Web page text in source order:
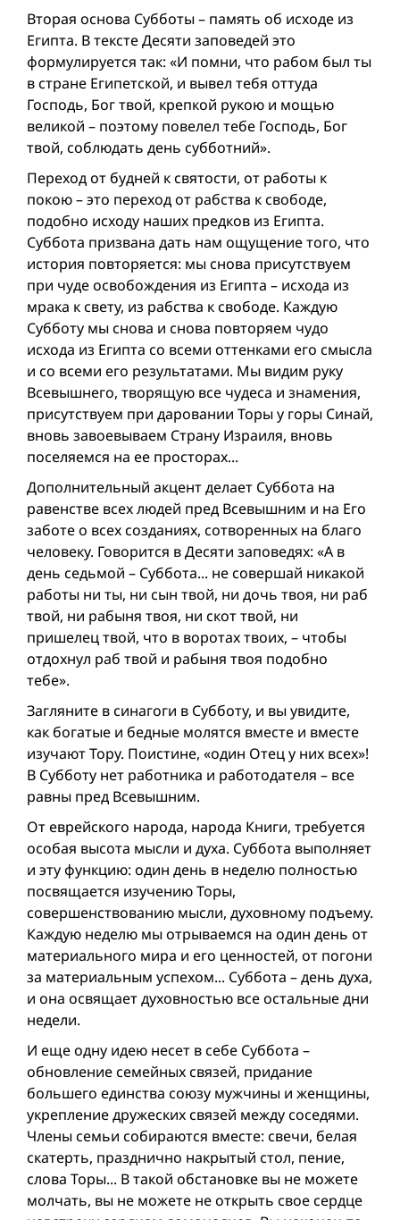
Вторая основа Субботы – память об исходе из
Египта. В тексте Десяти заповедей это
формулируется так: «И помни, что рабом был ты
в стране Египетской, и вывел тебя оттуда
Господь, Бог твой, крепкой рукою и мощью
великой – поэтому повелел тебе Господь, Бог
твой, соблюдать день субботний».
Переход от будней к святости, от работы к
покою – это переход от рабства к свободе,
подобно исходу наших предков из Египта.
Суббота призвана дать нам ощущение того, что
история повторяется: мы снова присутствуем
при чуде освобождения из Египта – исхода из
мрака к свету, из рабства к свободе. Каждую
Субботу мы снова и снова повторяем чудо
исхода из Египта со всеми оттенками его смысла
и со всеми его результатами. Мы видим руку
Всевышнего, творящую все чудеса и знамения,
присутствуем при даровании Торы у горы Синай,
вновь завоевываем Страну Израиля, вновь
поселяемся на ее просторах...
Дополнительный акцент делает Суббота на
равенстве всех людей пред Всевышним и на Его
заботе о всех созданиях, сотворенных на благо
человеку. Говорится в Десяти заповедях: «А в
день седьмой – Суббота... не совершай никакой
работы ни ты, ни сын твой, ни дочь твоя, ни раб
твой, ни рабыня твоя, ни скот твой, ни
пришелец твой, что в воротах твоих, – чтобы
отдохнул раб твой и рабыня твоя подобно
тебе».
Загляните в синагоги в Субботу, и вы увидите,
как богатые и бедные молятся вместе и вместе
изучают Тору. Поистине, «один Отец у них всех»!
В Субботу нет работника и работодателя – все
равны пред Всевышним.
От еврейского народа, народа Книги, требуется
особая высота мысли и духа. Суббота выполняет
и эту функцию: один день в неделю полностью
посвящается изучению Торы,
совершенствованию мысли, духовному подъему.
Каждую неделю мы отрываемся на один день от
материального мира и его ценностей, от погони
за материальным успехом... Суббота – день духа,
и она освящает духовностью все остальные дни
недели.
И еще одну идею несет в себе Суббота –
обновление семейных связей, придание
большего единства союзу мужчины и женщины,
укрепление дружеских связей между соседями.
Члены семьи собираются вместе: свечи, белая
скатерть, празднично накрытый стол, пение,
слова Торы... В такой обстановке вы не можете
молчать, вы не можете не открыть свое сердце